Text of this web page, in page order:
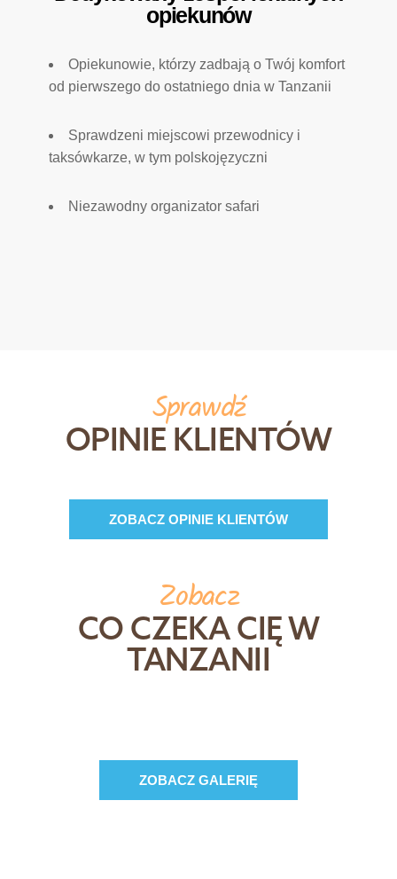
opiekunów
Opiekunowie, którzy zadbają o Twój komfort
od pierwszego do ostatniego dnia w Tanzanii
Sprawdzeni miejscowi przewodnicy i
taksówkarze, w tym polskojęzyczni
Niezawodny organizator safari
Sprawdź
OPINIE KLIENTÓW
ZOBACZ OPINIE KLIENTÓW
Zobacz
CO CZEKA CIĘ W
TANZANII
ZOBACZ GALERIĘ